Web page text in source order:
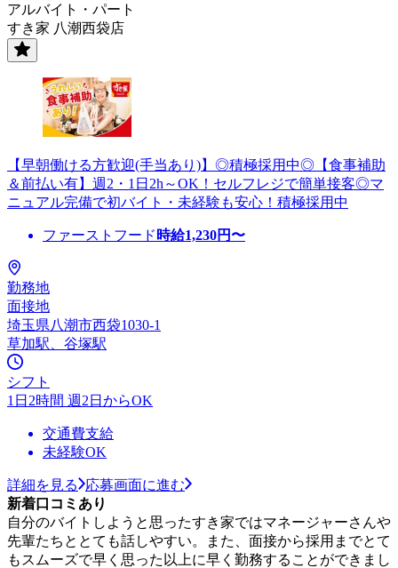
アルバイト・パート
すき家 八潮西袋店
【早朝働ける方歓迎(手当あり)】◎積極採用中◎【食事補助
＆前払い有】週2・1日2h～OK！セルフレジで簡単接客◎マ
ニュアル完備で初バイト・未経験も安心！積極採用中
ファーストフード 時給1,230円〜
勤務地
面接地
埼玉県八潮市西袋1030-1
草加駅、谷塚駅
シフト
1日2時間 週2日からOK
交通費支給
未経験OK
詳細を見る
応募画面に進む
新着口コミあり
自分のバイトしようと思ったすき家ではマネージャーさんや
先輩たちととても話しやすい。また、面接から採用までとて
もスムーズで早く思った以上に早く勤務することができまし